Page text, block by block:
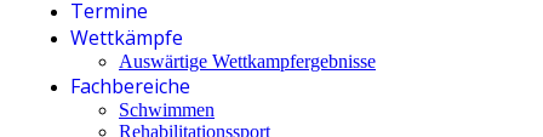
Termine
Wettkämpfe
Auswärtige Wettkampfergebnisse
Fachbereiche
Schwimmen
Rehabilitationssport